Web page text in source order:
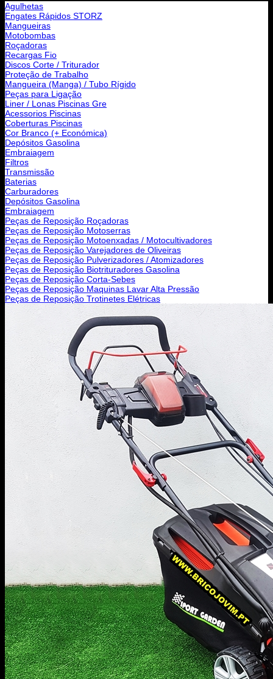
Agulhetas
Engates Rápidos STORZ
Mangueiras
Motobombas
Roçadoras
Recargas Fio
Discos Corte / Triturador
Proteção de Trabalho
Mangueira (Manga) / Tubo Rígido
Peças para Ligação
Liner / Lonas Piscinas Gre
Acessorios Piscinas
Coberturas Piscinas
Cor Branco (+ Económica)
Depósitos Gasolina
Embraiagem
Filtros
Transmissão
Baterias
Carburadores
Depósitos Gasolina
Embraiagem
Peças de Reposição Roçadoras
Peças de Reposição Motoserras
Peças de Reposição Motoenxadas / Motocultivadores
Peças de Reposição Varejadores de Oliveiras
Peças de Reposição Pulverizadores / Atomizadores
Peças de Reposição Biotrituradores Gasolina
Peças de Reposição Corta-Sebes
Peças de Reposição Maquinas Lavar Alta Pressão
Peças de Reposição Trotinetes Elétricas